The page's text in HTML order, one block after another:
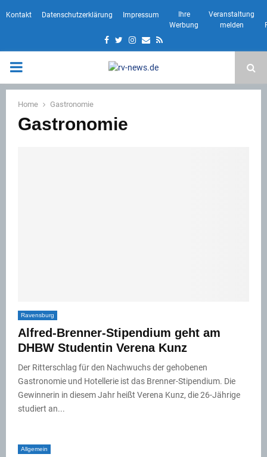
Kontakt Datenschutzerklärung Impressum
Ihre
Werbung
Veranstaltung
melden
Facebook
Twitter
Instagram
EmailRss
PRIMARY
MENU
Home Gastronomie
Gastronomie
Ravensburg
Alfred-Brenner-Stipendium geht am
DHBW Studentin Verena Kunz
Der Ritterschlag für den Nachwuchs der gehobenen
Gastronomie und Hotellerie ist das Brenner-Stipendium. Die
Gewinnerin in diesem Jahr heißt Verena Kunz, die 26-Jährige
studiert an...
Allgemein